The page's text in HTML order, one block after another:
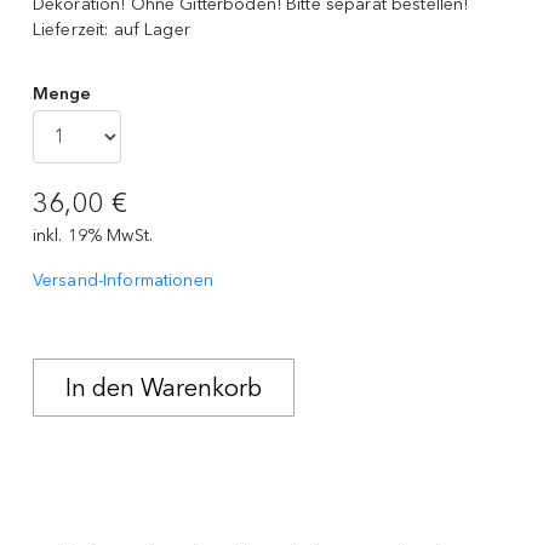
Dekoration! Ohne Gitterboden! Bitte separat bestellen!
Lieferzeit: auf Lager
Menge
36,00 €
inkl. 19% MwSt.
Versand-Informationen